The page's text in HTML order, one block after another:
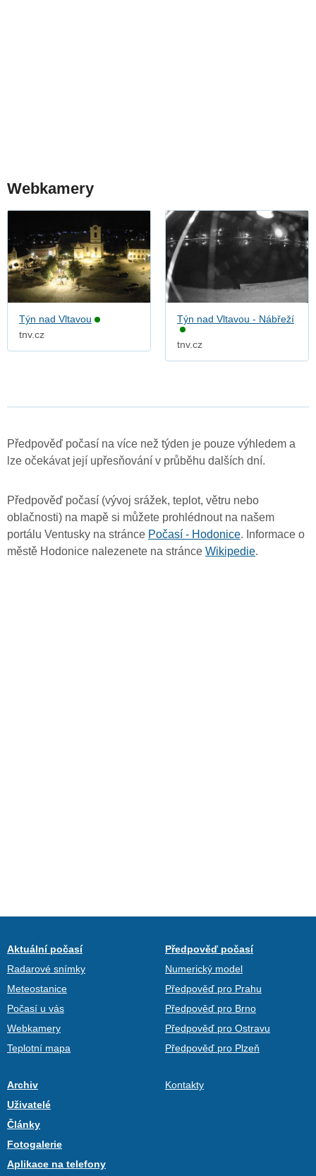
Webkamery
Týn nad Vltavou
tnv.cz
Týn nad Vltavou - Nábřeží
tnv.cz
Předpověď počasí na více než týden je pouze výhledem a
lze očekávat její upřesňování v průběhu dalších dní.
Předpověď počasí (vývoj srážek, teplot, větru nebo
oblačnosti) na mapě si můžete prohlédnout na našem
portálu Ventusky na stránce Počasí - Hodonice. Informace o
městě Hodonice nalezenete na stránce Wikipedie.
Aktuální počasí
Radarové snímky
Meteostanice
Počasí u vás
Webkamery
Teplotní mapa
Předpověď počasí
Numerický model
Předpověď pro Prahu
Předpověď pro Brno
Předpověď pro Ostravu
Předpověď pro Plzeň
Archiv
Uživatelé
Články
Fotogalerie
Aplikace na telefony
Kontakty